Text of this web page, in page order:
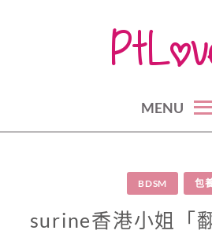
MENU
BDSM 包
surine香港小姐「